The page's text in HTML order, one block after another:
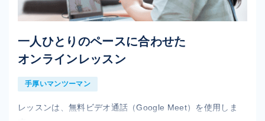
合格するまで受けられる添削サポート
添削無制限
カリキュラムごとに教科書の章末には提出が必要な実習課題
があります。レッスンでサポートをもらいながら完成させ、
提出します。
提出後、講師が丁寧に添削し、添削項目ひとつひとつにアド
一人ひとりのペースに合わせた
オンラインレッスン
手厚いマンツーマン
レッスンは、無料ビデオ通話（Google Meet）を使用しま